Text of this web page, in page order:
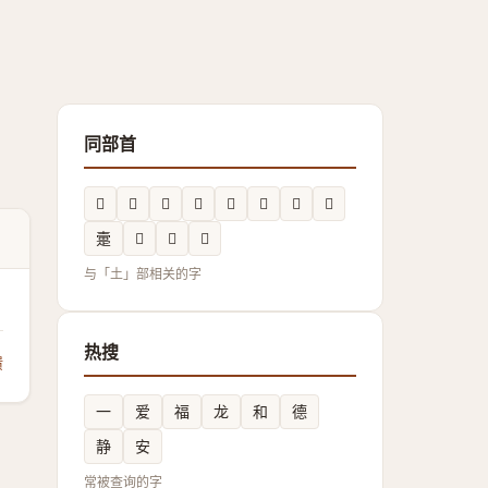
同部首
𭏖 𡍊 𡏣 𲙷 𱗩 𡑹 𱗿
𱘔
㚄
𲚙 𡑜 𡐀
与「土」部相关的字
热搜
一 爱 福 龙 和
德
静
安
常被查询的字